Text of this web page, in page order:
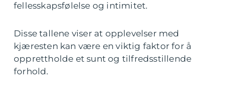
fellesskapsfølelse og intimitet.
Disse tallene viser at opplevelser med
kjæresten kan være en viktig faktor for å
opprettholde et sunt og tilfredsstillende
forhold.